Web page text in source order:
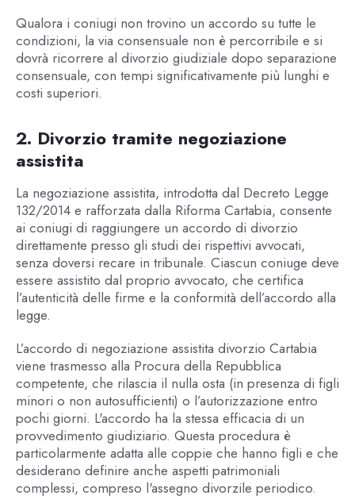
Qualora i coniugi non trovino un accordo su tutte le
condizioni, la via consensuale non è percorribile e si
dovrà ricorrere al divorzio giudiziale dopo separazione
consensuale, con tempi significativamente più lunghi e
costi superiori.
2. Divorzio tramite negoziazione
assistita
La negoziazione assistita, introdotta dal Decreto Legge
132/2014 e rafforzata dalla Riforma Cartabia, consente
ai coniugi di raggiungere un accordo di divorzio
direttamente presso gli studi dei rispettivi avvocati,
senza doversi recare in tribunale. Ciascun coniuge deve
essere assistito dal proprio avvocato, che certifica
l’autenticità delle firme e la conformità dell’accordo alla
legge.
L’accordo di negoziazione assistita divorzio Cartabia
viene trasmesso alla Procura della Repubblica
competente, che rilascia il nulla osta (in presenza di figli
minori o non autosufficienti) o l’autorizzazione entro
pochi giorni. L'accordo ha la stessa efficacia di un
provvedimento giudiziario. Questa procedura è
particolarmente adatta alle coppie che hanno figli e che
desiderano definire anche aspetti patrimoniali
complessi, compreso l'assegno divorzile periodico.